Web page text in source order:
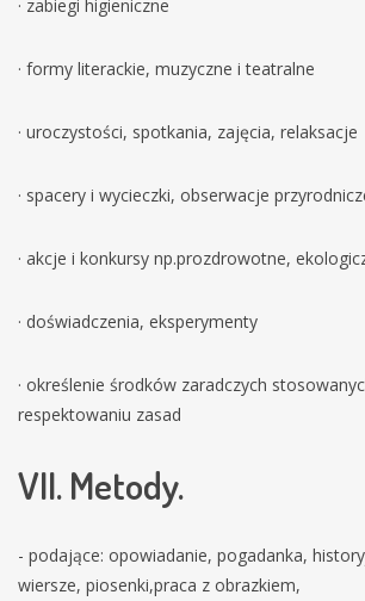
· zabiegi higieniczne
· formy literackie, muzyczne i teatralne
· uroczystości, spotkania, zajęcia, relaksacje
· spacery i wycieczki, obserwacje
· akcje i konkursy np.prozdrowotne,
· doświadczenia, eksperymenty
· określenie środków zaradczych
respektowaniu zasad
VII. Metody.
- podające: opowiadanie, pogadanka,
wiersze, piosenki,praca z obrazkiem,